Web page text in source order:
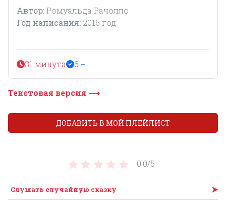
Автор: Ромуальда Рачолло
Год написания: 2016 год
31 минута 6 +
Текстовая версия ⟶
0.0/5
Слушать случайную сказку ➤
ДОБАВИТЬ В МОЙ ПЛЕЙЛИСТ